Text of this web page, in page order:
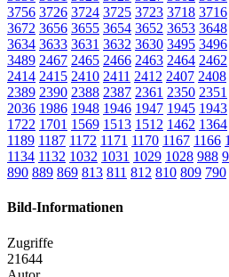
3756 3726 3724 3725 3723 3718 3716
3672 3656 3655 3654 3652 3653 3648
3634 3633 3631 3632 3630 3495 3496
3489 2467 2465 2466 2463 2464 2462
2414 2415 2410 2411 2412 2407 2408
2389 2390 2388 2387 2361 2350 2351
2036 1986 1948 1946 1947 1945 1943
1722 1701 1569 1513 1512 1462 1364
1189 1187 1172 1171 1170 1167 1166
1134 1132 1032 1031 1029 1028 988
890 889 869 813 811 812 810 809 790
Bild-Informationen
Zugriffe
21644